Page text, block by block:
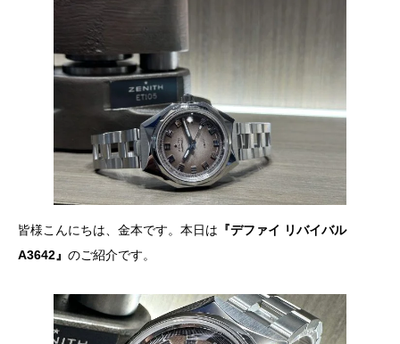
皆様こんにちは、金本です。本日は 『デファイ リバイバル
A3642』 のご紹介です。